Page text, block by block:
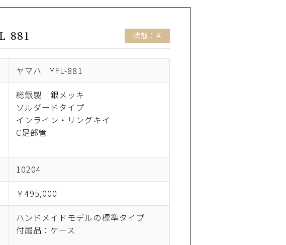
881 状態：A
ヤマハ YFL-881
総銀製 銀メッキ
ソルダードタイプ
インライン・リングキイ
C足部管
10204
￥495,000
ハンドメイドモデルの標準タイプ
付属品：ケース